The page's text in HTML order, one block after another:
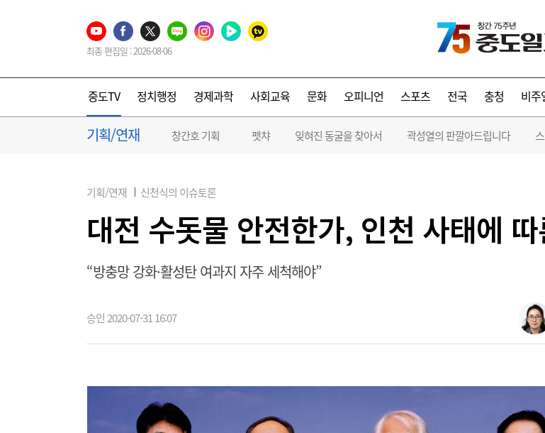
최종 편집일 : 2026-08-06
중도TV 정치행정 경제과학 사회교육 문화 오피니언 스포츠 전국 충청 비주
기획/연재 창간호 기획 펫챠 잊혀진 동굴을 찾아서 곽성열의 판깔아드립니다
기획/연재 신천식의 이슈토론
대전 수돗물 안전한가, 인천 사태에
“방충망 강화·활성탄 여과지 자주 세척해야”
승인 2020-07-31 16:07